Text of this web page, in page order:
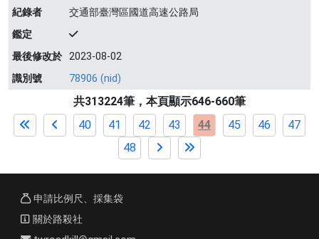
紀錄者
交通部臺灣區國道高速公路局
鑑定
最後修改於 2023-08-02
識別號
78906 (nid)
共313224筆，本頁顯示646-660筆
40
41 42 43 44 45 46
47
48
申請比例尺、採集袋
關於路殺社